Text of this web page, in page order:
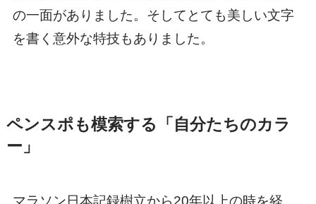
の一面がありました。そしてとても美しい文字
を書く意外な特技もありました。
ペンスポも模索する「自分たちのカラ
ー」
マラソン日本記録樹立から20年以上の時を経